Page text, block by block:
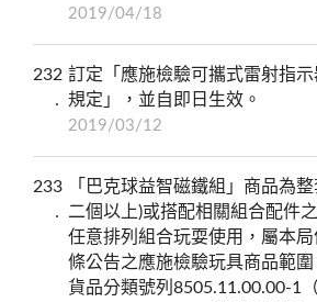
2019/04/18
232 訂定「應施檢驗可攜式雷射指
規定」，並自即日生效。
2019/03/12
233
「巴克球益智磁鐵組」商品為
二個以上)或搭配相關組合配件
任意排列組合玩耍使用，屬本
條公告之應施檢驗玩具商品範
貨品分類號列8505.11.00.00-1